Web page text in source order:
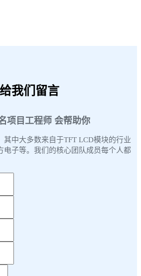
给我们留言
项目工程师 会帮助你
其中大多数来自于TFT LCD模块的行业
电子等。我们的核心团队成员每个人都